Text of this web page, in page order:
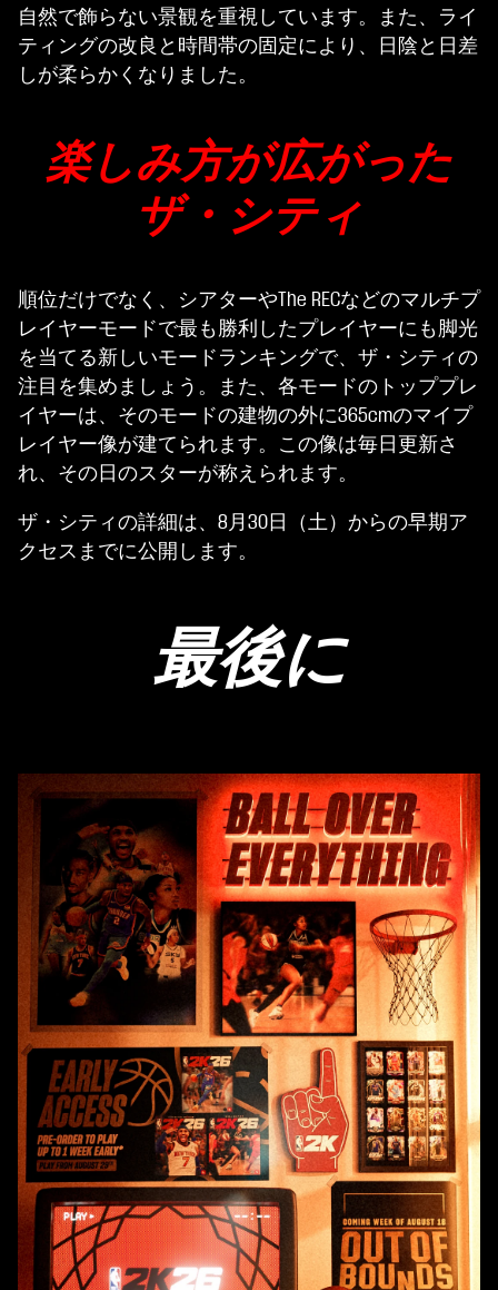
自然で飾らない景観を重視しています。また、ライ
ティングの改良と時間帯の固定により、日陰と日差
しが柔らかくなりました。
楽しみ方が広がった
ザ・シティ
順位だけでなく、シアターやThe RECなどのマルチプ
レイヤーモードで最も勝利したプレイヤーにも脚光
を当てる新しいモードランキングで、ザ・シティの
注目を集めましょう。また、各モードのトッププレ
イヤーは、そのモードの建物の外に365cmのマイプ
レイヤー像が建てられます。この像は毎日更新さ
れ、その日のスターが称えられます。
ザ・シティの詳細は、8月30日（土）からの早期ア
クセスまでに公開します。
最後に